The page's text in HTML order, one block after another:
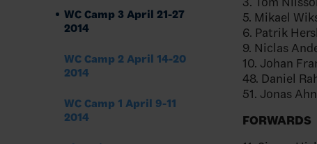
WC Camp 3 April 21-27
2014
WC Camp 2 April 14-20
2014
WC Camp 1 April 9-11
2014
5. Mikael
6. Patrik
9. Niclas
10. Johan
48. Daniel
51. Jonas
FORWARDS